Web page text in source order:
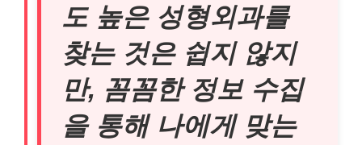
도 높은 성형외과를
찾는 것은 쉽지 않지
만, 꼼꼼한 정보 수집
을 통해 나에게 맞는